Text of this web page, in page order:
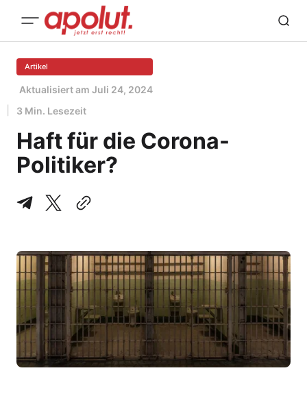
Artikel
Aktualisiert am Juli 24, 2024
3 Min. Lesezeit
Haft für die Corona-
Politiker?